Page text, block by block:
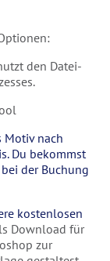
den Datei-
Motiv nach
Du bekommst
der Buchung
kostenlosen
Download für
zur